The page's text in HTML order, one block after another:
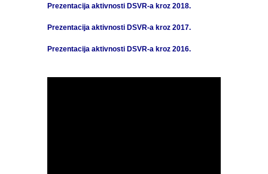
Prezentacija aktivnosti DSVR-a kroz 2018.
Prezentacija aktivnosti DSVR-a kroz 2017.
Prezentacija aktivnosti DSVR-a kroz 2016.